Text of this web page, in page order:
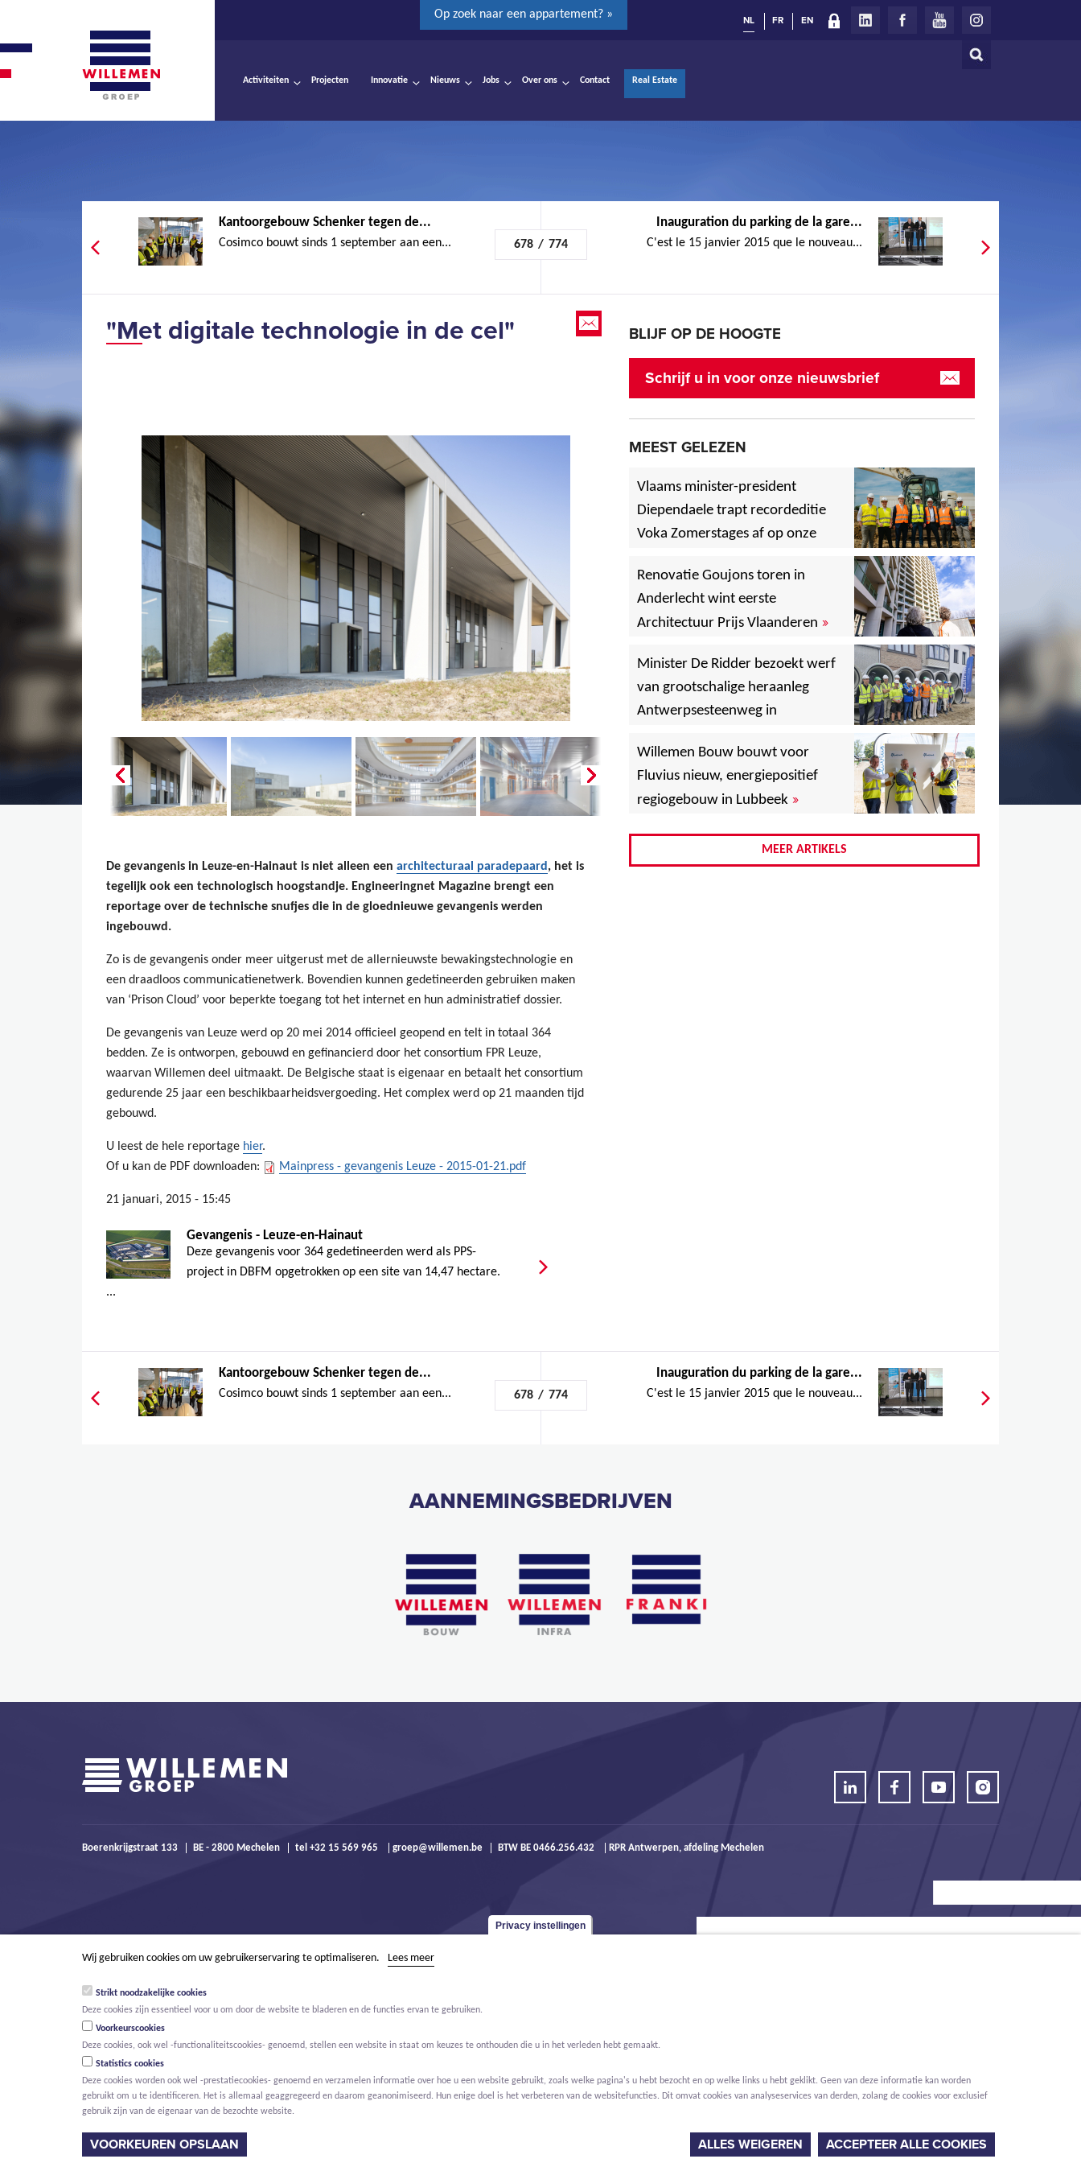
Op zoek naar een appartement? »
Zoeken
NL FR EN
Activiteiten Projecten Innovatie Nieuws Jobs Over ons Contact Real Estate
Kantoorgebouw Schenker tegen de...
Cosimco bouwt sinds 1 september aan een... 678 / 774
Inauguration du parking de la gare...
C'est le 15 janvier 2015 que le nouveau...
"Met digitale technologie in de cel"
De gevangenis in Leuze-en-Hainaut is niet alleen een architecturaal paradepaard, het is
tegelijk ook een technologisch hoogstandje. Engineeringnet Magazine brengt een
reportage over de technische snufjes die in de gloednieuwe gevangenis werden
ingebouwd.
Zo is de gevangenis onder meer uitgerust met de allernieuwste bewakingstechnologie en
een draadloos communicatienetwerk. Bovendien kunnen gedetineerden gebruiken maken
van ‘Prison Cloud’ voor beperkte toegang tot het internet en hun administratief dossier.
De gevangenis van Leuze werd op 20 mei 2014 officieel geopend en telt in totaal 364
bedden. Ze is ontworpen, gebouwd en gefinancierd door het consortium FPR Leuze,
waarvan Willemen deel uitmaakt. De Belgische staat is eigenaar en betaalt het consortium
gedurende 25 jaar een beschikbaarheidsvergoeding. Het complex werd op 21 maanden tijd
gebouwd.
U leest de hele reportage hier.
Of u kan de PDF downloaden:
Mainpress - gevangenis Leuze - 2015-01-21.pdf
21 januari, 2015 - 15:45
Gevangenis - Leuze-en-Hainaut
Deze gevangenis voor 364 gedetineerden werd als PPS-
project in DBFM opgetrokken op een site van 14,47 hectare.
...
BLIJF OP DE HOOGTE
Schrijf u in voor onze nieuwsbrief
MEEST GELEZEN
Vlaams minister-president
Diependaele trapt recordeditie
Voka Zomerstages af op onze
,
,
Renovatie Goujons toren in
Anderlecht wint eerste
Architectuur Prijs Vlaanderen »
, ,
,
Minister De Ridder bezoekt werf
van grootschalige heraanleg
Antwerpsesteenweg in
,
Willemen Bouw bouwt voor
Fluvius nieuw, energiepositief
regiogebouw in Lubbeek »
MEER ARTIKELS
Kantoorgebouw Schenker tegen de...
Cosimco bouwt sinds 1 september aan een... 678 / 774
Inauguration du parking de la gare...
C'est le 15 janvier 2015 que le nouveau...
AANNEMINGSBEDRIJVEN
Boerenkrijgstraat 133 BE - 2800 Mechelen tel +32 15 569 965 groep@willemen.be BTW BE 0466.256.432 RPR Antwerpen, afdeling Mechelen
© Willemen Groep Activiteiten Projecten Innovatie
Privacy instellingen
Wij gebruiken cookies om uw gebruikerservaring te optimaliseren. Lees meer
Strikt noodzakelijke cookies
Deze cookies zijn essentieel voor u om door de website te bladeren en de functies ervan te gebruiken.
Voorkeurscookies
Deze cookies, ook wel -functionaliteitscookies- genoemd, stellen een website in staat om keuzes te onthouden die u in het verleden hebt gemaakt.
Statistics cookies
Deze cookies worden ook wel -prestatiecookies- genoemd en verzamelen informatie over hoe u een website gebruikt, zoals welke pagina's u hebt bezocht en op welke links u hebt geklikt. Geen van deze informatie kan worden
gebruikt om u te identificeren. Het is allemaal geaggregeerd en daarom geanonimiseerd. Hun enige doel is het verbeteren van de websitefuncties. Dit omvat cookies van analyseservices van derden, zolang de cookies voor exclusief
gebruik zijn van de eigenaar van de bezochte website.
VOORKEUREN OPSLAAN ALLES WEIGEREN ACCEPTEER ALLE COOKIES